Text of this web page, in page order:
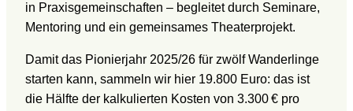
in Praxisgemeinschaften – begleitet durch Seminare,
Mentoring und ein gemeinsames Theaterprojekt.
Damit das Pionierjahr 2025/26 für zwölf Wanderlinge
starten kann, sammeln wir hier 19.800 Euro: das ist
die Hälfte der kalkulierten Kosten von 3.300 € pro